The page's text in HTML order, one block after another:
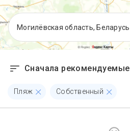
Могилёвская область, Беларусь
Сначала рекомендуемые
Пляж Собственный